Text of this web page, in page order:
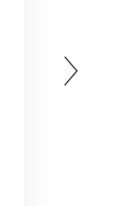
-25%